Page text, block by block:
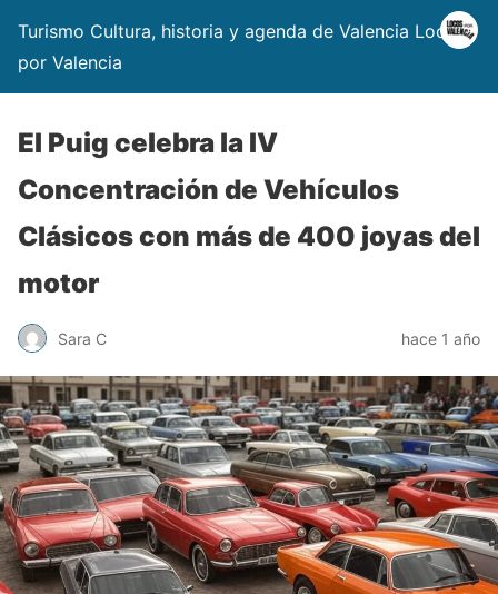
Turismo Cultura, historia y agenda de Valencia Locos
por Valencia
El Puig celebra la IV
Concentración de Vehículos
Clásicos con más de 400 joyas del
motor
Sara C hace 1 año